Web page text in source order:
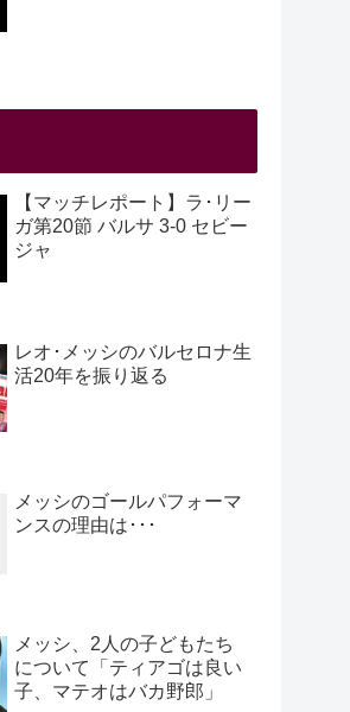
【マッチレポート】ラ･リー
ガ第20節 バルサ 3-0 セビー
ジャ
レオ･メッシのバルセロナ生
活20年を振り返る
メッシのゴールパフォーマ
ンスの理由は･･･
メッシ、2人の子どもたち
について「ティアゴは良い
子、マテオはバカ野郎」